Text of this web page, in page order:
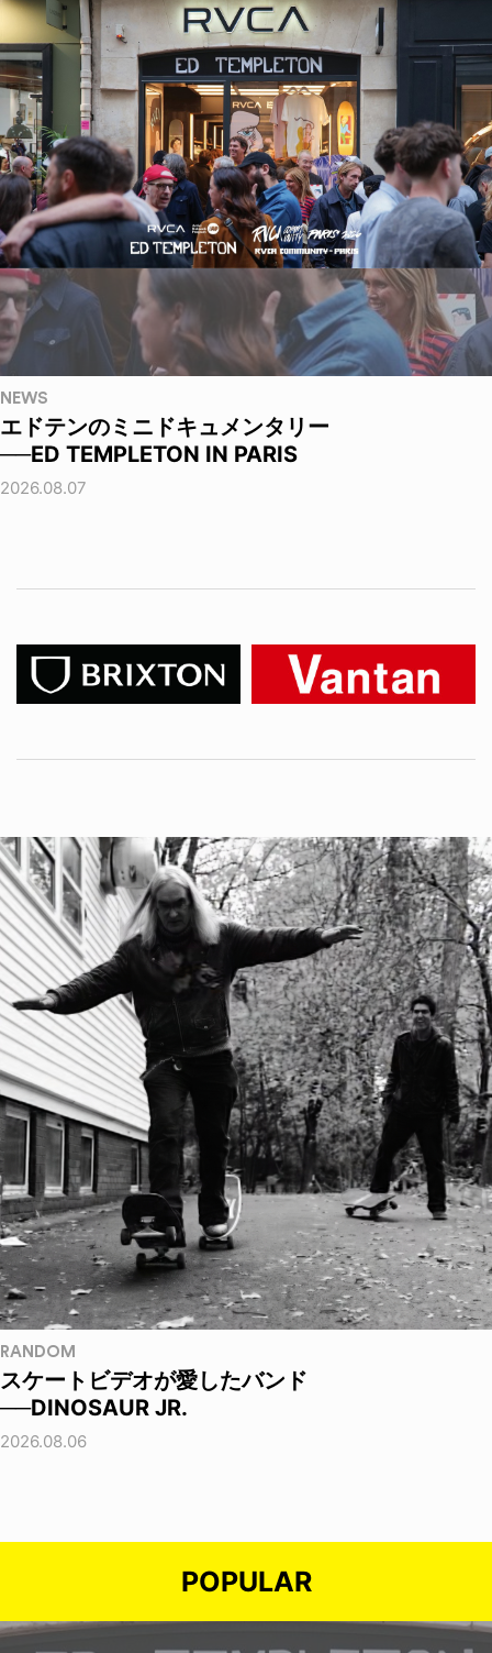
NEWS
エドテンのミニドキュメンタリー
──ED TEMPLETON IN PARIS
2026.08.07
RANDOM
スケートビデオが愛したバンド
──DINOSAUR JR.
2026.08.06
POPULAR